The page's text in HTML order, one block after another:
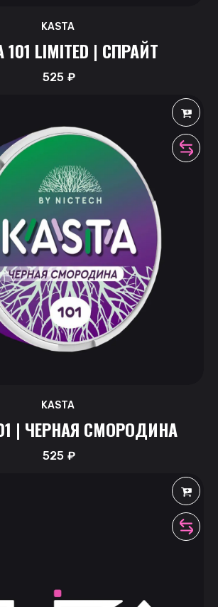
KASTA
101 LIMITED | СПРАЙТ
525₽
KASTA
| ЧЕРНАЯ СМОРОДИНА
525₽